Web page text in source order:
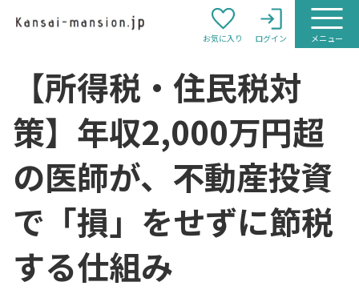
お気に入り ログイン メニュー
【所得税・住民税対
策】年収2,000万円超
の医師が、不動産投資
で「損」をせずに節税
する仕組み